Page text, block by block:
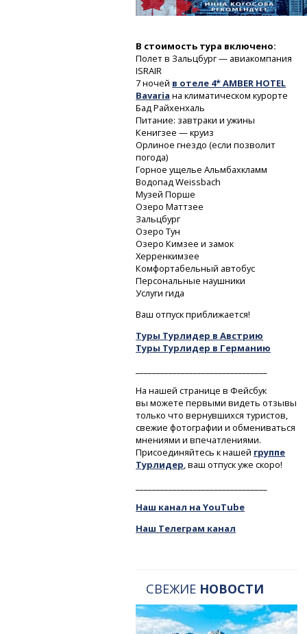
В стоимость тура включено:
Полет в Зальцбург — авиакомпания
ISRAIR
7 ночей в отеле 4* AMBER HOTEL
Bavaria на климатическом курорте
Бад Райхенхаль
Питание: завтраки и ужины
Кенигзее — круиз
Орлиное гнездо (если позволит
погода)
Горное ущелье Альмбахкламм
Водопад Weissbach
Музей Порше
Озеро Маттзее
Зальцбург
Озеро Тун
Озеро Кимзее и замок
Херренкимзее
Комфортабельный автобус
Персональные наушники
Услуги гида
Ваш отпуск приближается!
Туры Турлидер в Австрию
Туры Турлидер в Германию
На нашей странице в Фейсбук
вы можете первыми видеть отзывы
только что вернувшихся туристов,
свежие фотографии и обмениваться
мнениями и впечатлениями.
Присоединяйтесь к нашей группе
Турлидер, ваш отпуск уже скоро!
Наш канал на YouTube
Наш Телеграм канал
СВЕЖИЕ НОВОСТИ